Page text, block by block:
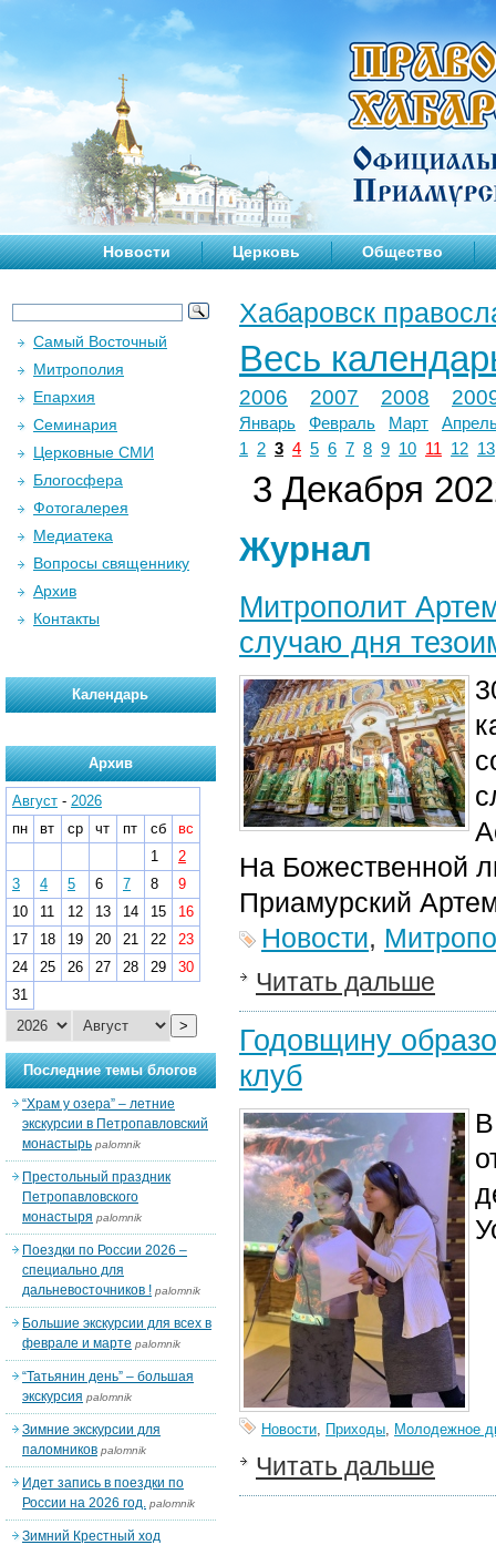
Новости Церковь Общество
Хабаровск
Весь
2006 2007 2008
Январь Февраль Март
1
2 3 4 5 6 7 8 9 10 11 12 13
3 Декабря
Журнал
Митрополит
случаю дня
На Божественной
Приамурский
Новости,
Читать дальше
Годовщину
клуб
Новости, Приходы, Молодежное
Читать дальше
Самый Восточный
Митрополия
Епархия
Семинария
Церковные СМИ
Блогосфера
Фотогалерея
Медиатека
Вопросы священнику
Архив
Контакты
Календарь
Архив
Август - 2026
пн
вт ср чт пт сб
вс
1
2
3
4 5 6 7 8
9
10
11 12 13 14 15
16
17
18 19 20 21 22
23
24
25 26 27 28 29
30
31
>
Последние темы блогов
“Храм у озера” – летние
экскурсии в Петропавловский
монастырь palomnik
Престольный праздник
Петропавловского
монастыря palomnik
Поездки по России 2026 –
специально для
дальневосточников ! palomnik
Большие экскурсии для всех в
феврале и марте palomnik
“Татьянин день” – большая
экскурсия palomnik
Зимние экскурсии для
паломников palomnik
Идет запись в поездки по
России на 2026 год. palomnik
Зимний Крестный ход